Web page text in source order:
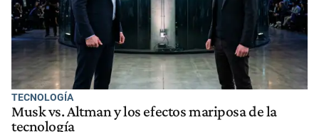
TECNOLOGÍA
Musk vs. Altman y los efectos mariposa de la
tecnología